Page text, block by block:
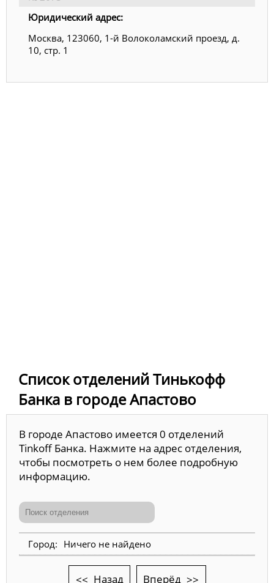
Юридический адрес:
Москва, 123060, 1-й Волоколамский проезд, д.
10, стр. 1
Список отделений Тинькофф
Банка в городе Апастово
В городе Апастово имеется 0 отделений
Tinkoff Банка. Нажмите на адрес отделения,
чтобы посмотреть о нем более подробную
информацию.
Ничего не найдено
Назад Вперёд